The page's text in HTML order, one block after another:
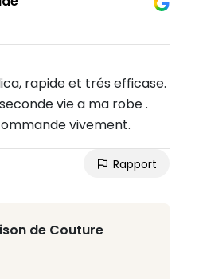
rapide et trés efficase.
vie a ma robe .
vivement.
Rapport
de Couture